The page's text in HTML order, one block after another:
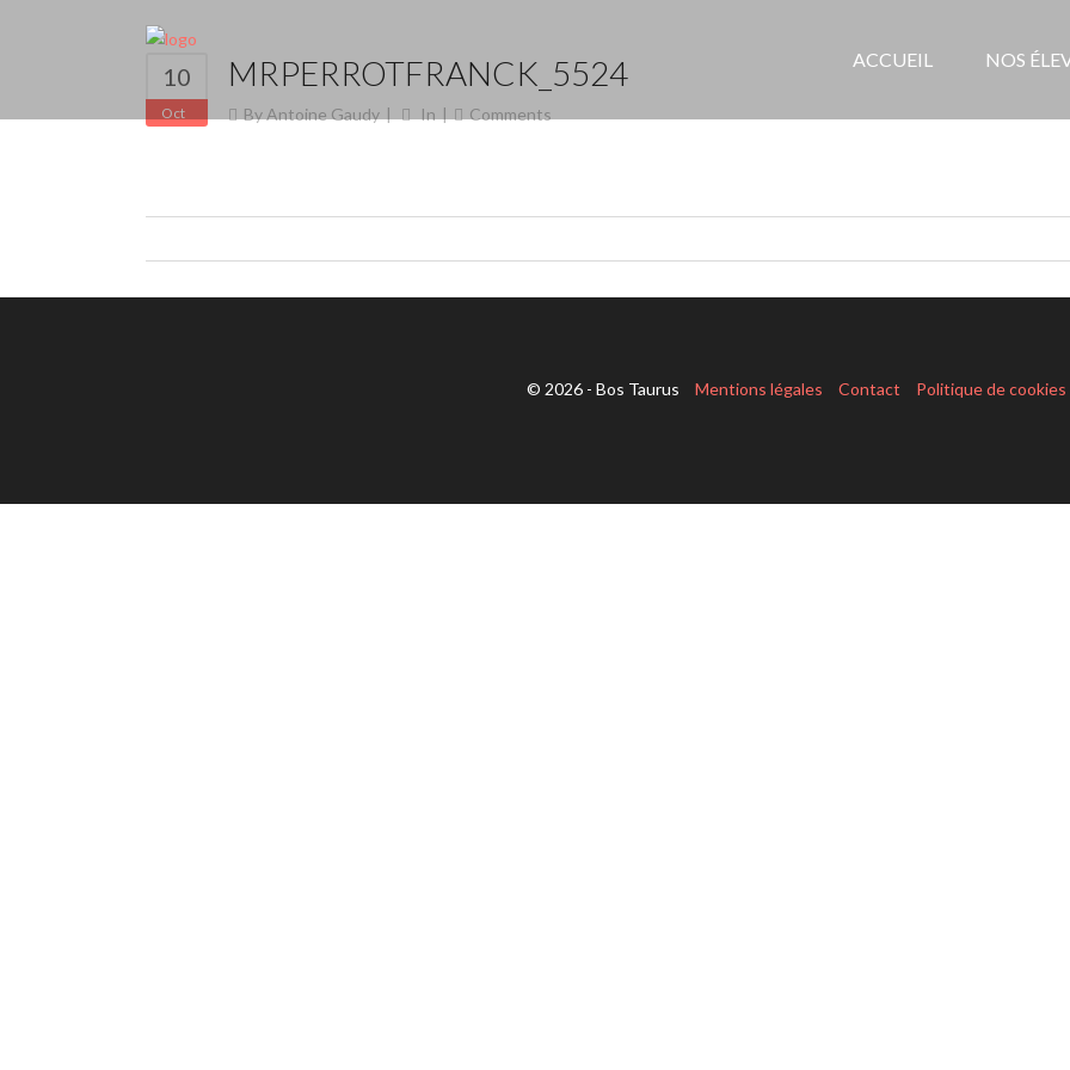
ACCUEIL NOS
10
Oct
MRPERROTFRANCK_5524
By Antoine Gaudy In Comments
© 2026 - Bos Taurus Mentions légales Contact Politique de cookies